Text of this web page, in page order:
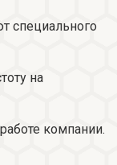
специального
на
компании.